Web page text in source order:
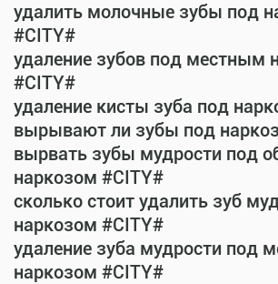
удалить молочные зубы под
#CITY#
удаление зубов под местным
#CITY#
удаление кисты зуба под
вырывают ли зубы под
вырвать зубы мудрости под
наркозом #CITY#
сколько стоит удалить зуб
наркозом #CITY#
удаление зуба мудрости под
наркозом #CITY#